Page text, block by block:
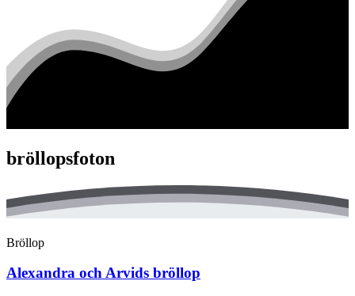
bröllopsfoton
Bröllop
Alexandra och Arvids bröllop